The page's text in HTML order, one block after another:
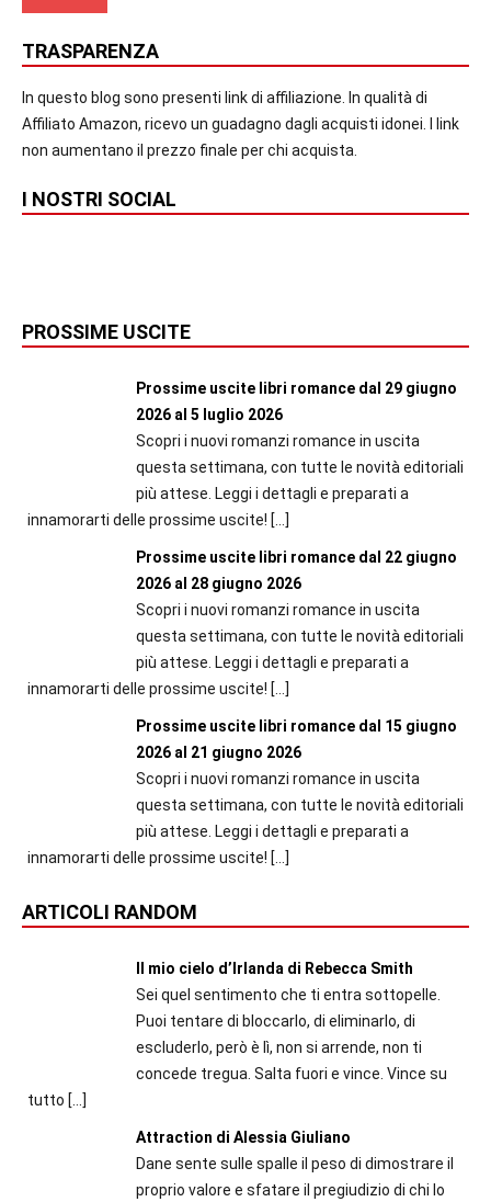
TRASPARENZA
In questo blog sono presenti link di affiliazione. In qualità di
Affiliato Amazon, ricevo un guadagno dagli acquisti idonei. I link
non aumentano il prezzo finale per chi acquista.
I NOSTRI SOCIAL
PROSSIME USCITE
Prossime uscite libri romance dal 29 giugno
2026 al 5 luglio 2026
Scopri i nuovi romanzi romance in uscita
questa settimana, con tutte le novità editoriali
più attese. Leggi i dettagli e preparati a
innamorarti delle prossime uscite! […]
Prossime uscite libri romance dal 22 giugno
2026 al 28 giugno 2026
Scopri i nuovi romanzi romance in uscita
questa settimana, con tutte le novità editoriali
più attese. Leggi i dettagli e preparati a
innamorarti delle prossime uscite! […]
Prossime uscite libri romance dal 15 giugno
2026 al 21 giugno 2026
Scopri i nuovi romanzi romance in uscita
questa settimana, con tutte le novità editoriali
più attese. Leggi i dettagli e preparati a
innamorarti delle prossime uscite! […]
ARTICOLI RANDOM
Il mio cielo d’Irlanda di Rebecca Smith
Sei quel sentimento che ti entra sottopelle.
Puoi tentare di bloccarlo, di eliminarlo, di
escluderlo, però è lì, non si arrende, non ti
concede tregua. Salta fuori e vince. Vince su
tutto […]
Attraction di Alessia Giuliano
Dane sente sulle spalle il peso di dimostrare il
proprio valore e sfatare il pregiudizio di chi lo